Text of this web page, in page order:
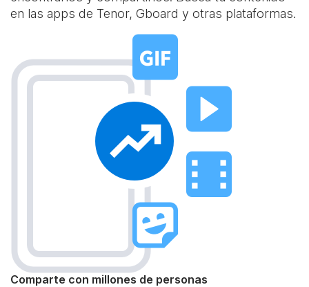
en las apps de Tenor, Gboard y otras plataformas.
Comparte con millones de personas